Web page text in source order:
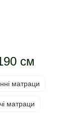
см
матраци
матраци